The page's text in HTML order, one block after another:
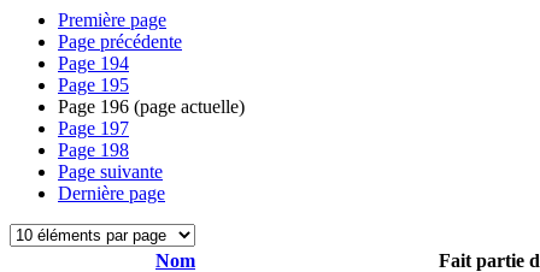
Première page
Page précédente
Page 194
Page 195
Page 196 (page actuelle)
Page 197
Page 198
Page suivante
Dernière page
Nom
Fait partie